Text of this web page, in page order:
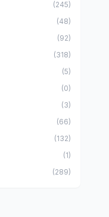
(245)
(48)
(92)
(318)
(5)
(0)
(3)
(66)
(132)
(1)
(289)